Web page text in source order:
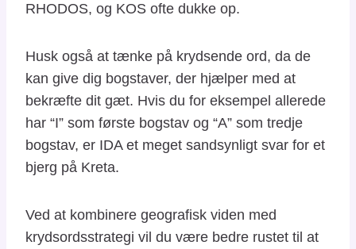
RHODOS, og KOS ofte dukke op.
Husk også at tænke på krydsende ord, da de
kan give dig bogstaver, der hjælper med at
bekræfte dit gæt. Hvis du for eksempel allerede
har “I” som første bogstav og “A” som tredje
bogstav, er IDA et meget sandsynligt svar for et
bjerg på Kreta.
Ved at kombinere geografisk viden med
krydsordsstrategi vil du være bedre rustet til at